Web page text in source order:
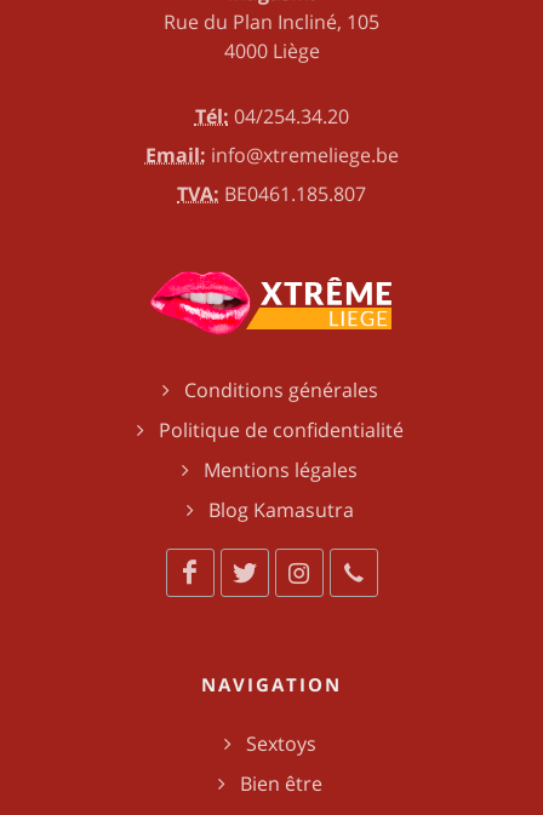
Rue du Plan Incliné, 105
4000 Liège
Tél: 04/254.34.20
Email: info@xtremeliege.be
TVA: BE0461.185.807
Conditions générales
Politique de confidentialité
Mentions légales
Blog Kamasutra
NAVIGATION
Sextoys
Bien être